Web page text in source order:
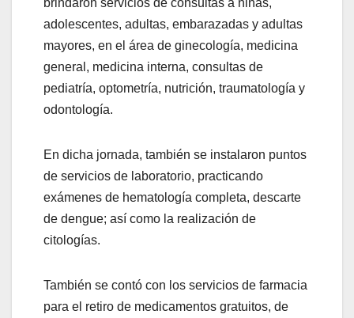
adolescentes, adultas, embarazadas y adultas
mayores, en el área de ginecología, medicina
general, medicina interna, consultas de
pediatría, optometría, nutrición, traumatología y
odontología.
En dicha jornada, también se instalaron puntos
de servicios de laboratorio, practicando
exámenes de hematología completa, descarte
de dengue; así como la realización de
citologías.
También se contó con los servicios de farmacia
para el retiro de medicamentos gratuitos, de